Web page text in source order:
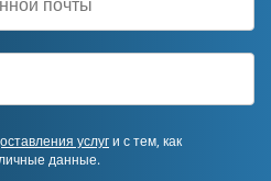
услуги с тем, как
данные.